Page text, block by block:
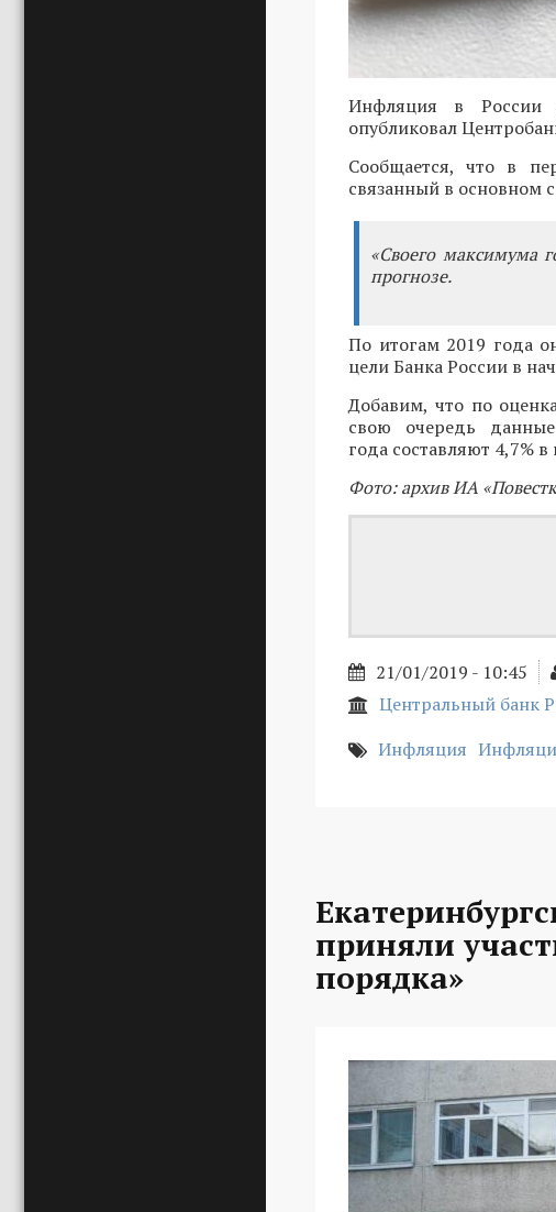
Инфляция в России
опубликовал
Сообщается, что в
связанный в основном
«Своего максимума
прогнозе.
По итогам 2019 года
цели Банка России в
Добавим, что по
свою очередь
года составляют 4,7%
Фото: архив ИА
21/01/2019 - 10:45
Центральный банк
Инфляция
приняли
порядка»